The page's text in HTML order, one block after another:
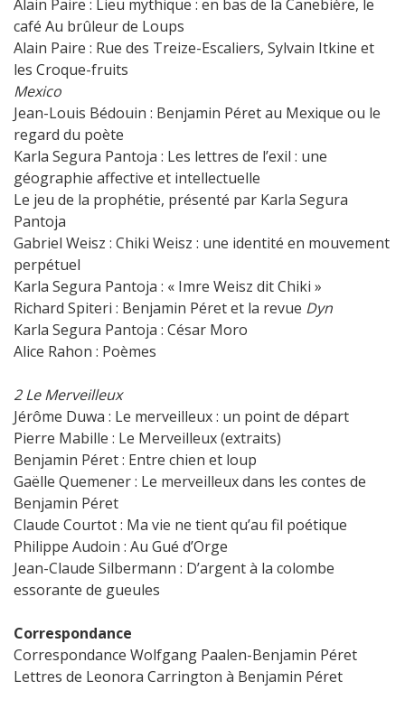
Alain Paire : Lieu mythique : en bas de la Canebière, le
café Au brûleur de Loups
Alain Paire : Rue des Treize-Escaliers, Sylvain Itkine et
les Croque-fruits
Mexico
Jean-Louis Bédouin : Benjamin Péret au Mexique ou le
regard du poète
Karla Segura Pantoja : Les lettres de l’exil : une
géographie affective et intellectuelle
Le jeu de la prophétie, présenté par Karla Segura
Pantoja
Gabriel Weisz : Chiki Weisz : une identité en mouvement
perpétuel
Karla Segura Pantoja : « Imre Weisz dit Chiki »
Richard Spiteri : Benjamin Péret et la revue Dyn
Karla Segura Pantoja : César Moro
Alice Rahon : Poèmes
2 Le Merveilleux
Jérôme Duwa : Le merveilleux : un point de départ
Pierre Mabille : Le Merveilleux (extraits)
Benjamin Péret : Entre chien et loup
Gaëlle Quemener : Le merveilleux dans les contes de
Benjamin Péret
Claude Courtot : Ma vie ne tient qu’au fil poétique
Philippe Audoin : Au Gué d’Orge
Jean-Claude Silbermann : D’argent à la colombe
essorante de gueules
Correspondance
Correspondance Wolfgang Paalen-Benjamin Péret
Lettres de Leonora Carrington à Benjamin Péret